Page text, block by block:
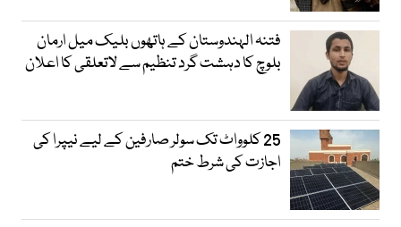
فتنہ الہندوستان کے ہاتھوں بلیک میل ارمان
بلوچ کا دہشت گرد تنظیم سے لاتعلقی کا اعلان
25 کلوواٹ تک سولر صارفین کے لیے نیپرا کی
اجازت کی شرط ختم